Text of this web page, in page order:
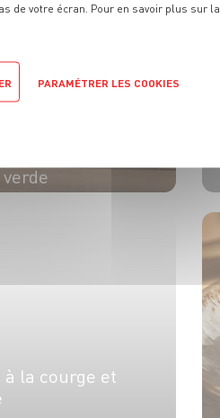
à la courge et
de votre écran. Pour en savoir plus sur la
PARAMÉTRER LES COOKIES